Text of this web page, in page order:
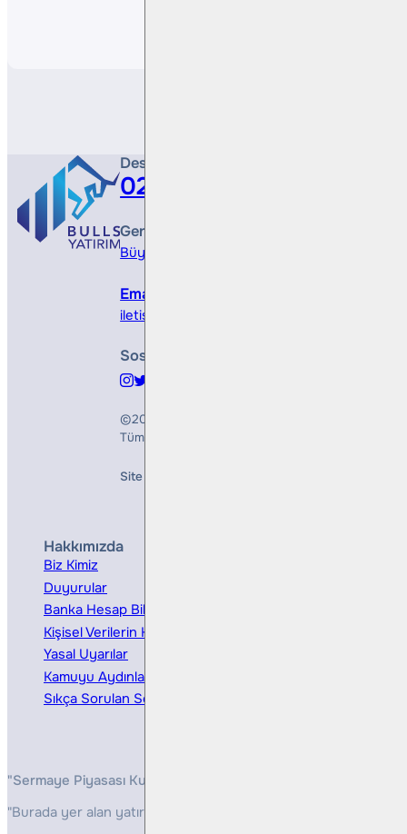
Destek Hattı
0212 410 0500
Genel Müdürlük
Büyükdere Cad. No 173, 1. Levent Plaza, B
Email
iletisim@bullsyatirim.com
Sosyal Medya
©2026
Tüm Hakları Saklıdır
Site Creation & Technology by
Hakkımızda
Biz Kimiz
Duyurular
Banka Hesap Bilgileri
Kişisel Verilerin Korunması
Yasal Uyarılar
Kamuyu Aydınlatma
Sıkça Sorulan Sorular
"Sermaye Piyasası Kurulunun, Yatırım Hizmetleri ve
"Burada yer alan yatırım bilgi, yorum ve tavsiyeleri yatırım